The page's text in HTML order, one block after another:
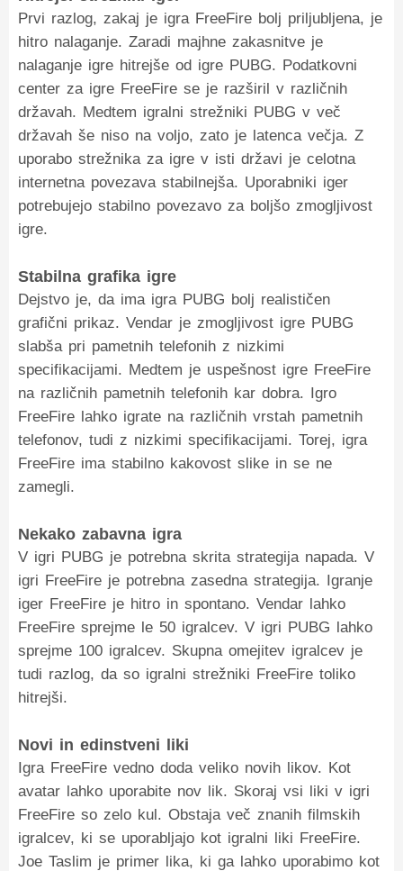
Prvi razlog, zakaj je igra FreeFire bolj priljubljena, je
hitro nalaganje. Zaradi majhne zakasnitve je
nalaganje igre hitrejše od igre PUBG. Podatkovni
center za igre FreeFire se je razširil v različnih
državah. Medtem igralni strežniki PUBG v več
državah še niso na voljo, zato je latenca večja. Z
uporabo strežnika za igre v isti državi je celotna
internetna povezava stabilnejša. Uporabniki iger
potrebujejo stabilno povezavo za boljšo zmogljivost
igre.
Stabilna grafika igre
Dejstvo je, da ima igra PUBG bolj realističen
grafični prikaz. Vendar je zmogljivost igre PUBG
slabša pri pametnih telefonih z nizkimi
specifikacijami. Medtem je uspešnost igre FreeFire
na različnih pametnih telefonih kar dobra. Igro
FreeFire lahko igrate na različnih vrstah pametnih
telefonov, tudi z nizkimi specifikacijami. Torej, igra
FreeFire ima stabilno kakovost slike in se ne
zamegli.
Nekako zabavna igra
V igri PUBG je potrebna skrita strategija napada. V
igri FreeFire je potrebna zasedna strategija. Igranje
iger FreeFire je hitro in spontano. Vendar lahko
FreeFire sprejme le 50 igralcev. V igri PUBG lahko
sprejme 100 igralcev. Skupna omejitev igralcev je
tudi razlog, da so igralni strežniki FreeFire toliko
hitrejši.
Novi in edinstveni liki
Igra FreeFire vedno doda veliko novih likov. Kot
avatar lahko uporabite nov lik. Skoraj vsi liki v igri
FreeFire so zelo kul. Obstaja več znanih filmskih
igralcev, ki se uporabljajo kot igralni liki FreeFire.
Joe Taslim je primer lika, ki ga lahko uporabimo kot